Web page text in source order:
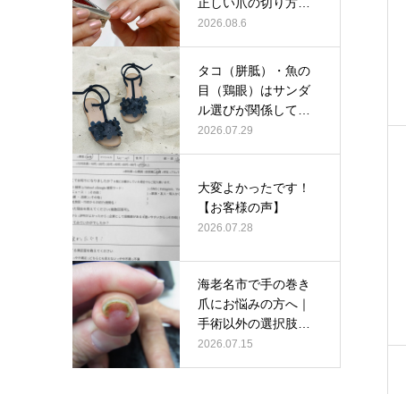
は？
2026.08.6
タコ（胼胝）・魚の
目（鶏眼）はサンダ
ル選びが関係してい
るかも？
2026.07.29
大変よかったです！
【お客様の声】
2026.07.28
海老名市で手の巻き
爪にお悩みの方へ｜
手術以外の選択肢と
して当院の巻…
2026.07.15